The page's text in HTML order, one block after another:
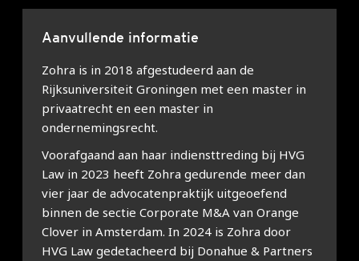
Aanvullende informatie
Zohra is in 2018 afgestudeerd aan de
Rijksuniversiteit Groningen met een master in
privaatrecht en een master in
ondernemingsrecht.
Voorafgaand aan haar indiensttreding bij HVG
Law in 2023 heeft Zohra gedurende meer dan
vier jaar de advocatenpraktijk uitgeoefend
binnen de sectie Corporate M&A van Orange
Clover in Amsterdam. In 2024 is Zohra door
HVG Law gedetacheerd bij Donahue & Partners